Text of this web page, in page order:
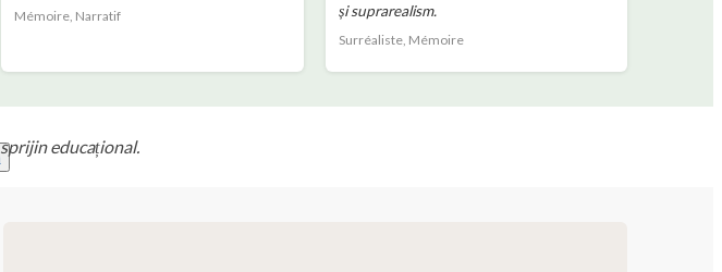
Mémoire, Narratif
și suprarealism.
Surréaliste, Mémoire
educațional.